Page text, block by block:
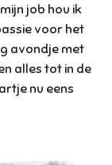
job hou ik
voor het
avondje met
alles tot in de
nu eens